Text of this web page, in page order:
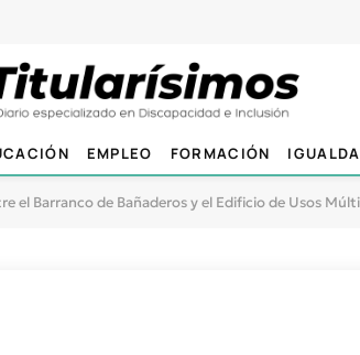
EMPLEO FORMACIÓN
el Barranco de Bañaderos y el Edificio de Usos